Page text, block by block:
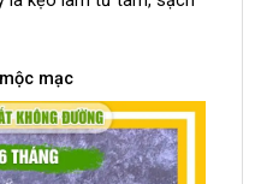
mạc